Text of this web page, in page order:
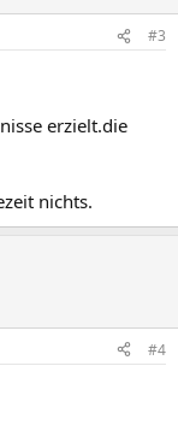
#3
erzielt.die
nichts.
#4